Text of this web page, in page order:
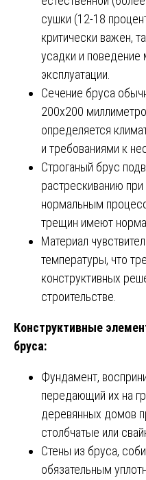
сушки (12-18
критически важен,
усадки и поведение
эксплуатации.
Сечение бруса
200х200
определяется
и требованиями к
Строганый брус
растрескиванию
нормальным
трещин имеют
Материал
температуры, что
конструктивных
строительстве.
Конструктивные
бруса:
Фундамент,
передающий их на
деревянных домов
столбчатые или
Стены из бруса,
обязательным